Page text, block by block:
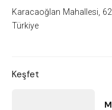
Karacaoğlan Mahallesi,
Türkiye
Keşfet